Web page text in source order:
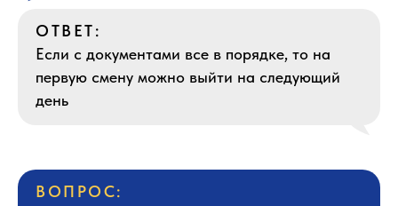
ОТВЕТ:
Если с документами все в порядке, то на
первую смену можно выйти на следующий
день
ВОПРОС: